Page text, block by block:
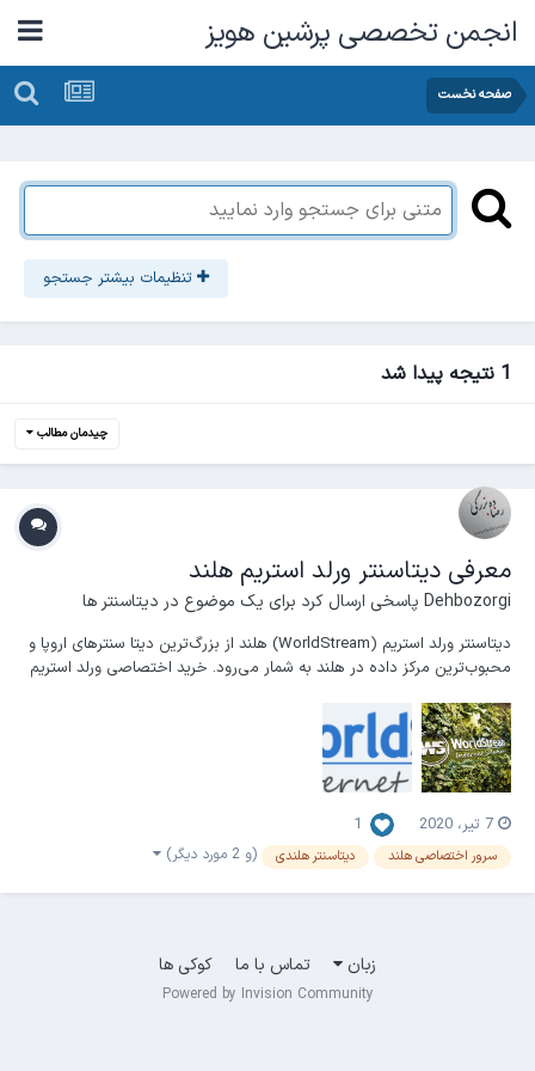
انجمن تخصصی پرشین هویز
صفحه نخست
تنظیمات بیشتر جستجو
1 نتیجه پیدا شد
چیدمان مطالب
معرفی دیتاسنتر ورلد استریم هلند
Dehbozorgi پاسخی ارسال کرد برای یک موضوع در دیتاسنتر ها
دیتاسنتر ورلد استریم (WorldStream) هلند از بزرگ‌ترین دیتا سنترهای اروپا و
محبوب‌ترین مرکز داده در هلند به شمار می‌رود. خرید اختصاصی ورلد استریم
رایت و قوانین بین المللی، محبوبیت خاصی دارد مخصوصا بین کاربرانی که
در جستجوی هاستینگی هست...
7 تیر، 2020 1
سرور اختصاصی هلند دیتاسنتر هلندی (و 2 مورد دیگر)
زبان تماس با ما کوکی ها
Powered by Invision Community